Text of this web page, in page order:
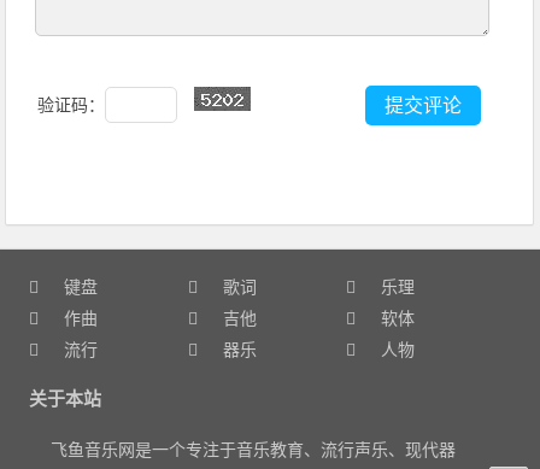
验证码：
键盘 歌词
乐理
作曲
吉他
软体
流行
器乐 人物
关于本站
飞鱼音乐网是一个专注于音乐教育、流行声乐、现代器